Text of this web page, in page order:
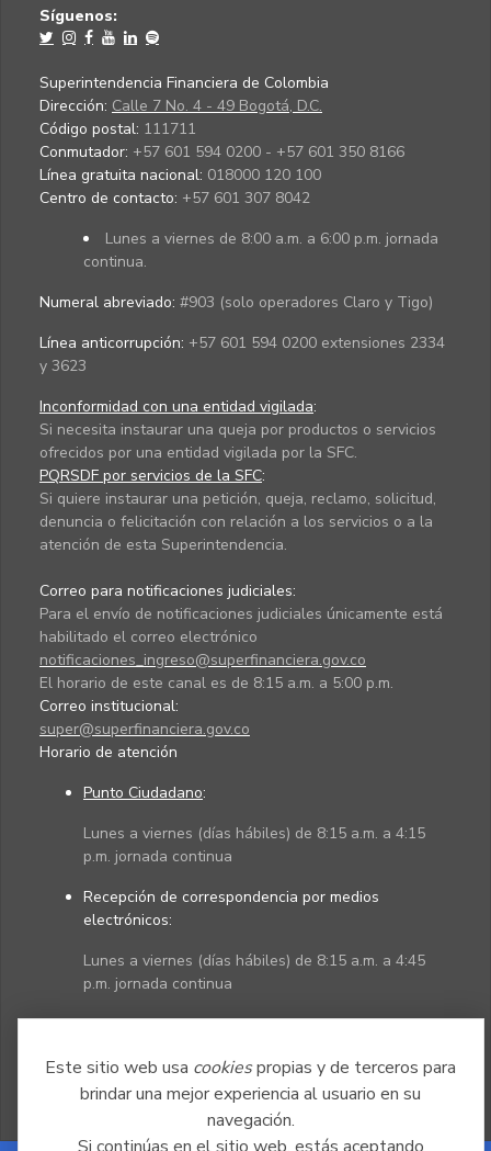
Este sitio web usa cookiespropias y de terceros para
brindar una mejor experiencia al usuario en su
navegación.
Síguenos:
Superintendencia Financiera de Colombia
Dirección: Calle 7 No. 4 - 49 Bogotá, D.C.
Código postal: 111711
Conmutador: +57 601 594 0200 - +57 601 350 8166
Línea gratuita nacional: 018000 120 100
Centro de contacto: +57 601 307 8042
Lunes a viernes de 8:00 a.m. a 6:00 p.m. jornada
continua.
Numeral abreviado: #903 (solo operadores Claro y Tigo)
Línea anticorrupción: +57 601 594 0200 extensiones 2334
y 3623
Inconformidad con una entidad vigilada:
Si necesita instaurar una queja por productos o servicios
ofrecidos por una entidad vigilada por la SFC.
PQRSDF por servicios de la SFC:
Si quiere instaurar una petición, queja, reclamo, solicitud,
denuncia o felicitación con relación a los servicios o a la
atención de esta Superintendencia.
Correo para notificaciones judiciales:
Para el envío de notificaciones judiciales únicamente está
habilitado el correo electrónico
notificaciones_ingreso@superfinanciera.gov.co
El horario de este canal es de 8:15 a.m. a 5:00 p.m.
Correo institucional:
super@superfinanciera.gov.co
Horario de atención
Punto Ciudadano:
Lunes a viernes (días hábiles) de 8:15 a.m. a 4:15
p.m. jornada continua
Recepción de correspondencia por medios
electrónicos:
Lunes a viernes (días hábiles) de 8:15 a.m. a 4:45
p.m. jornada continua